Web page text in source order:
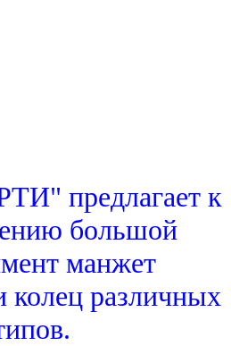
предлагает к
большой
манжет
колец различных